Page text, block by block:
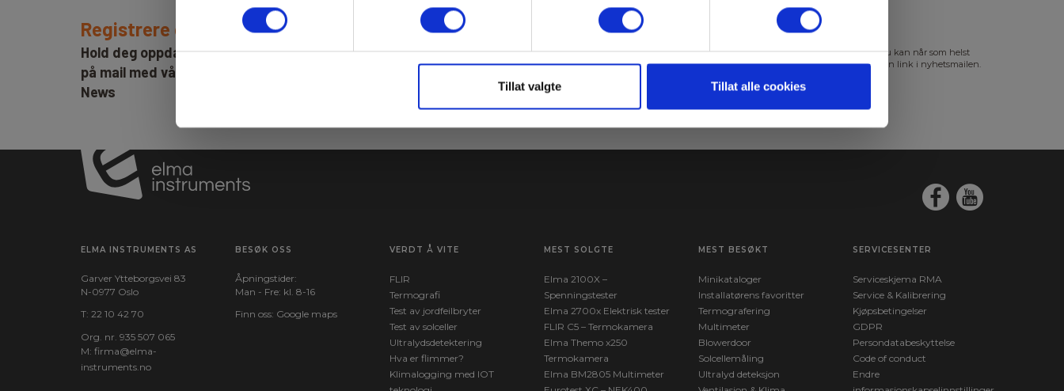
Tillat valgte Tillat alle cookies
Registrere deg for nyhetsbrev!
Hold deg oppdatert og få de gode tilbudene
på mail med våre ukentlige nyhetsbrev E-
News
Meld meg på
Les mer i vårGDPR Personvernbeskyttelse. Du kan når som helst
avslutte abonnementet på nyhetsbrevet via en link i nyhetsmailen.
ELMA INSTRUMENTS AS
Garver Ytteborgsvei 83
N-0977 Oslo
T: 22 10 42 70
Org. nr. 935 507 065
M: firma@elma-
instruments.no​
BESØK OSS
Åpningstider:
Man - Fre: kl. 8-16
Finn oss: Google maps
VERDT Å VITE
FLIR
Termografi
Test av jordfeilbryter
Test av solceller
Ultralydsdetektering
Hva er flimmer?
Klimalogging med IOT
MEST SOLGTE
Elma 2100X –
Spenningstester
Elma 2700x Elektrisk tester
FLIR C5 – Termokamera
Elma Themo x250
Termokamera
Elma BM2805 Multimeter
MEST BESØKT
Minikataloger
Installatørens favoritter
Termografering
Multimeter
Blowerdoor
Solcellemåling
Ultralyd deteksjon
SERVICESENTER
Serviceskjema RMA
Service & Kalibrering
Kjøpsbetingelser
GDPR
Persondatabeskyttelse
Code of conduct
Endre